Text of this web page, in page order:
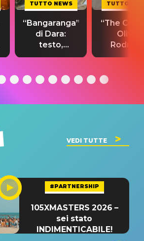
TUTTO NEWS
“Bangaranga”
di Dara:
testo,
traduzione e
del singolo
TUTTO
“The
Olivia
testo,
VEDI TUTTE
#PARTNERSHIP
105XMASTERS 2026 –
sei stato
INDIMENTICABILE!